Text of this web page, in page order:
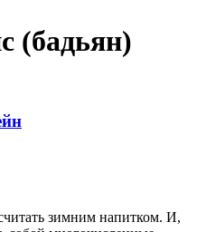
(бадьян)
зимним напитком. И,